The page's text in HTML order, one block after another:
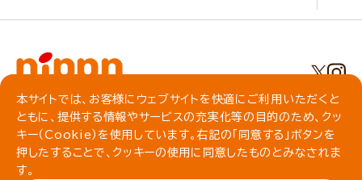
ニップンの歴史
事業場・工場一覧
IR情報
IRライブラリ
株主総会・株式関連情報／社債・格付情報
よくいただくご質問
基本方針
社会
食育への取り組み
プライバシーポリシー
クッキーポリシー
動作環境について
サイトマップ
本サイトでは、お客様にウェブサイトを快適にご利用いただくと
ともに、提供する情報やサービスの充実化等の目的のため、クッ
キー（Cookie）を使用しています。右記の「同意する」ボタンを
押したすることで、クッキーの使用に同意したものとみなされま
す。